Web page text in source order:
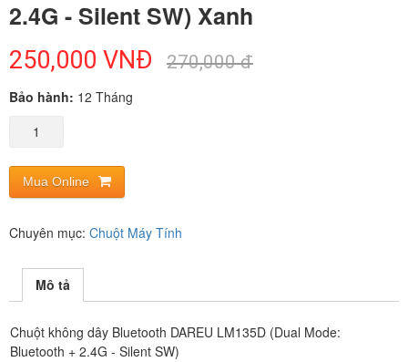
2.4G - Silent SW) Xanh
270,000 đ
250,000 VNĐ
Bảo hành: 12 Tháng
Mua Online
Chuyên mục: Chuột Máy Tính
Mô tả
Chuột không dây Bluetooth DAREU LM135D (Dual Mode:
Bluetooth + 2.4G - Silent SW)